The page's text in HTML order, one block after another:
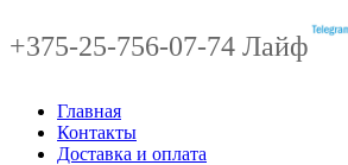
+375-25-756-07-74 Лайф
Главная
Контакты
Доставка и оплата